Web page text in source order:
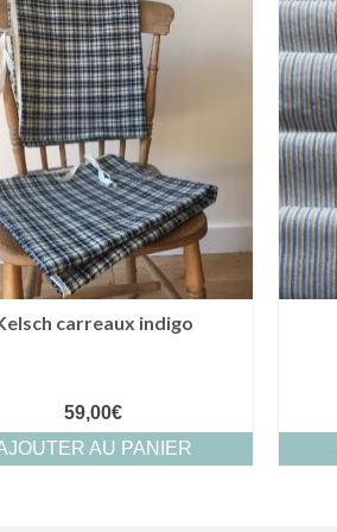
carreaux indigo
59,00€
AU PANIER